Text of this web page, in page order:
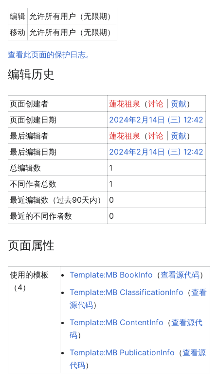
编辑 允许所有用户（无限期）
移动 允许所有用户（无限期）
查看此页面的保护日志。
编辑历史
页面创建者 蓮花祖泉 （讨论 |贡献）
页面创建日期
2024年2月14日 (三) 12:42
最后编辑者
蓮花祖泉 （讨论 |贡献）
最后编辑日期
2024年2月14日 (三) 12:42
总编辑数
1
不同作者总数
1
最近编辑数（过去90天内）
0
最近的不同作者数
0
页面属性
使用的模板
（4）
Template:MB BookInfo （查看源代码）
Template:MB ClassificationInfo （查看
源代码）
Template:MB ContentInfo （查看源代
码）
Template:MB PublicationInfo （查看源
代码）